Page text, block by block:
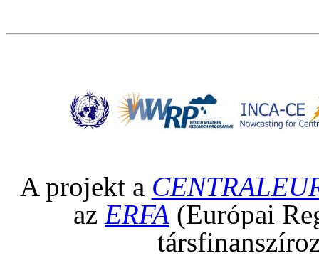
A projekt a CENTRAL
az ERFA (Európai